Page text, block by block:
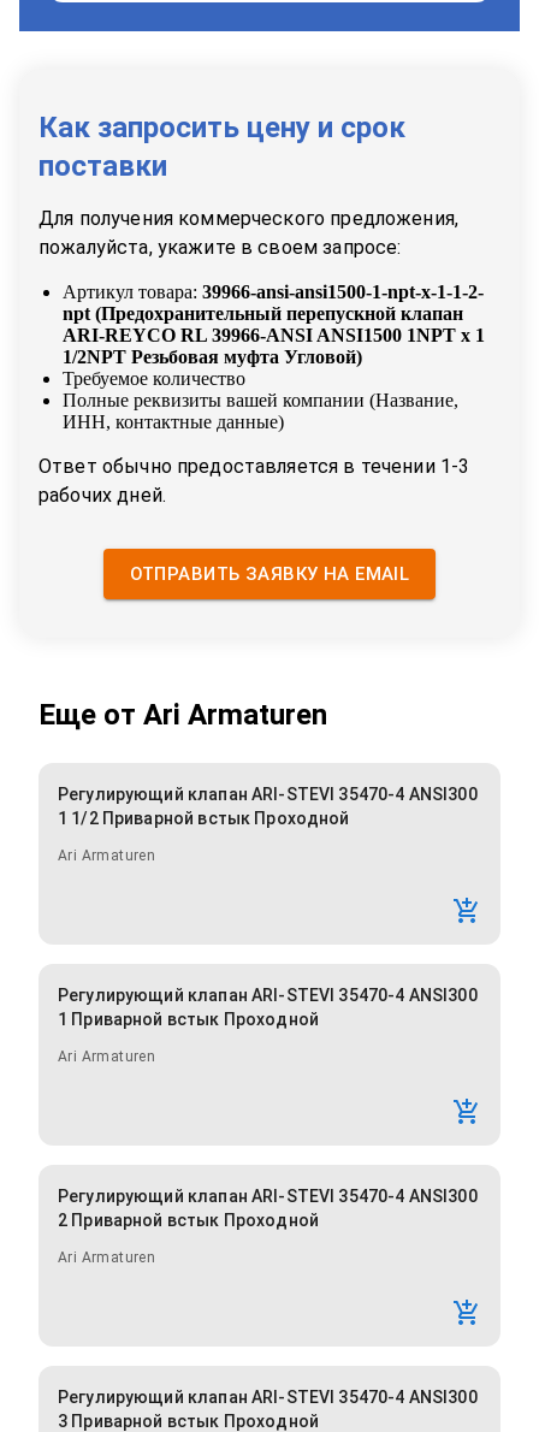
Как запросить цену и срок
поставки
Для получения коммерческого предложения,
пожалуйста, укажите в своем запросе:
Артикул товара: 39966-ansi-ansi1500-1-npt-x-1-1-2-
npt (Предохранительный перепускной клапан
ARI-REYCO RL 39966-ANSI ANSI1500 1NPT x 1
1/2NPT Резьбовая муфта Угловой)
Требуемое количество
Полные реквизиты вашей компании (Название,
ИНН, контактные данные)
Ответ обычно предоставляется в течении 1-3
рабочих дней.
ОТПРАВИТЬ ЗАЯВКУ НА EMAIL
Еще от Ari Armaturen
Регулирующий клапан ARI-STEVI 35470-4 ANSI300
1 1/2 Приварной встык Проходной
Ari Armaturen
Регулирующий клапан ARI-STEVI 35470-4 ANSI300
1 Приварной встык Проходной
Ari Armaturen
Регулирующий клапан ARI-STEVI 35470-4 ANSI300
2 Приварной встык Проходной
Ari Armaturen
Регулирующий клапан ARI-STEVI 35470-4 ANSI300
3 Приварной встык Проходной